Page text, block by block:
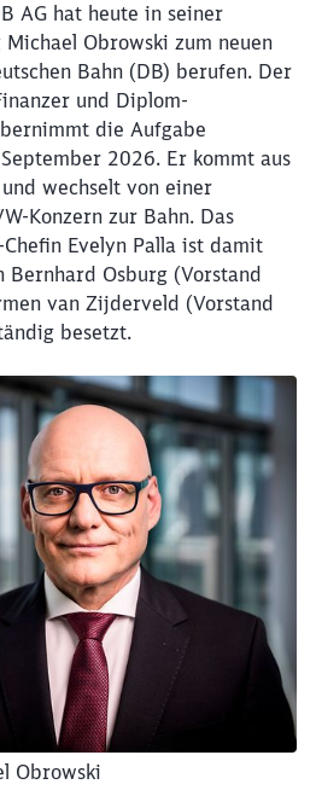
AG hat heute in seiner
Obrowski zum neuen
Bahn (DB) berufen. Der
und Diplom-
die Aufgabe
2026. Er kommt aus
wechselt von einer
Konzern zur Bahn. Das
Evelyn Palla ist damit
Bernhard Osburg (Vorstand
van Zijderveld (Vorstand
besetzt.
Obrowski